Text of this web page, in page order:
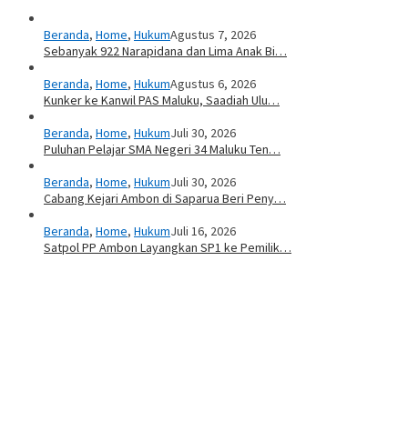
Beranda, Home, HukumAgustus 7, 2026
Sebanyak 922 Narapidana dan Lima Anak Bi…
Beranda, Home, HukumAgustus 6, 2026
Kunker ke Kanwil PAS Maluku, Saadiah Ulu…
Beranda, Home, HukumJuli 30, 2026
Puluhan Pelajar SMA Negeri 34 Maluku Ten…
Beranda, Home, HukumJuli 30, 2026
Cabang Kejari Ambon di Saparua Beri Peny…
Beranda, Home, HukumJuli 16, 2026
Satpol PP Ambon Layangkan SP1 ke Pemilik…